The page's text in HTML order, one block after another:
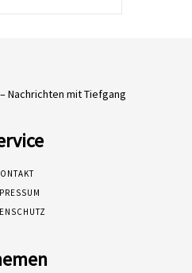
Nachrichten mit Tiefgang